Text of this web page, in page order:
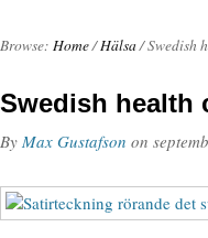
Browse: Home/Hälsa/Swedish
Swedish health
By Max Gustafson on